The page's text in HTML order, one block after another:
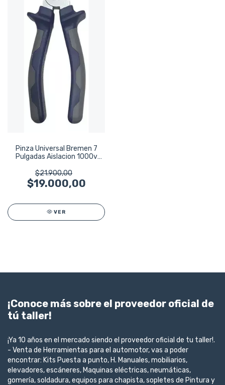
Pinza Universal Bremen 7
Pulgadas Aislacion 1000v
$21.900,00
$19.000,00
VER
¡Conoce más sobre el proveedor oficial de
tú taller!
¡Ya 10 años en el mercado siendo el proveedor oficial de tu taller!.
- Venta de Herramientas para el automotor, vas a poder
encontrar: Kits Puesta a punto, H. Manuales, mobiliarios,
elevadores, escáneres, Maquinas eléctricas, neumáticas,
gomería, soldadura, equipos para chapista, sopletes de Pintura y